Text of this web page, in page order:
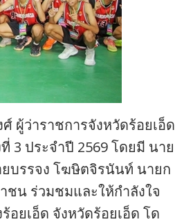
ผู้ว่าราชการจังหวัดร้อยเอ็ด
3 ประจำปี 2569 โดยมี นาย
บรรจง โฆษิตจิรนันท์ นายก
ชน ร่วมชมและให้กำลังใจ
ยเอ็ด จังหวัดร้อยเอ็ด โด